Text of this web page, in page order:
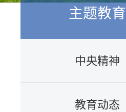
主题教育
中央精神
教育动态